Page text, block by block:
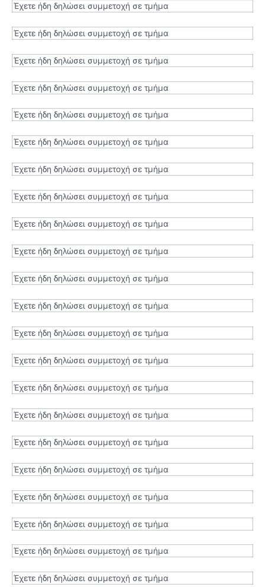
Έχετε ήδη δηλώσει συμμετοχή σε τμήμα
Έχετε ήδη δηλώσει συμμετοχή σε τμήμα
Έχετε ήδη δηλώσει συμμετοχή σε τμήμα
Έχετε ήδη δηλώσει συμμετοχή σε τμήμα
Έχετε ήδη δηλώσει συμμετοχή σε τμήμα
Έχετε ήδη δηλώσει συμμετοχή σε τμήμα
Έχετε ήδη δηλώσει συμμετοχή σε τμήμα
Έχετε ήδη δηλώσει συμμετοχή σε τμήμα
Έχετε ήδη δηλώσει συμμετοχή σε τμήμα
Έχετε ήδη δηλώσει συμμετοχή σε τμήμα
Έχετε ήδη δηλώσει συμμετοχή σε τμήμα
Έχετε ήδη δηλώσει συμμετοχή σε τμήμα
Έχετε ήδη δηλώσει συμμετοχή σε τμήμα
Έχετε ήδη δηλώσει συμμετοχή σε τμήμα
Έχετε ήδη δηλώσει συμμετοχή σε τμήμα
Έχετε ήδη δηλώσει συμμετοχή σε τμήμα
Έχετε ήδη δηλώσει συμμετοχή σε τμήμα
Έχετε ήδη δηλώσει συμμετοχή σε τμήμα
Έχετε ήδη δηλώσει συμμετοχή σε τμήμα
Έχετε ήδη δηλώσει συμμετοχή σε τμήμα
Έχετε ήδη δηλώσει συμμετοχή σε τμήμα
Έχετε ήδη δηλώσει συμμετοχή σε τμήμα